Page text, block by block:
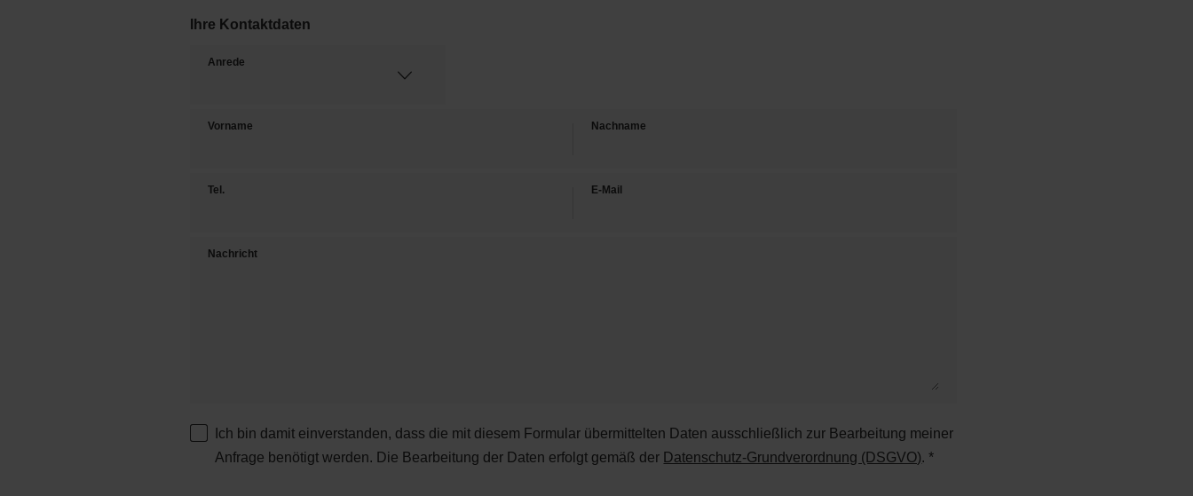
Ihre Kontaktdaten
Anrede
Vorname Nachname
Tel. E-Mail
Nachricht
Ich bin damit einverstanden, dass die mit diesem Formular übermittelten Daten ausschließlich zur Bearbeitung meiner
Anfrage benötigt werden. Die Bearbeitung der Daten erfolgt gemäß der Datenschutz-Grundverordnung (DSGVO). *